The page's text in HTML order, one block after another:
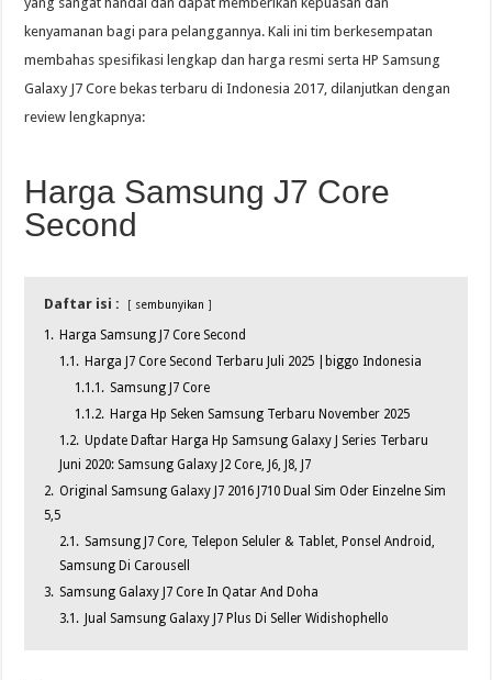
kenyamanan bagi para pelanggannya. Kali ini tim berkesempatan
membahas spesifikasi lengkap dan harga resmi serta HP Samsung
Galaxy J7 Core bekas terbaru di Indonesia 2017, dilanjutkan dengan
review lengkapnya:
Harga Samsung J7 Core
Second
Daftar isi : sembunyikan
1. Harga Samsung J7 Core Second
1.1. Harga J7 Core Second Terbaru Juli 2025 |biggo Indonesia
1.1.1. Samsung J7 Core
1.1.2. Harga Hp Seken Samsung Terbaru November 2025
1.2. Update Daftar Harga Hp Samsung Galaxy J Series Terbaru
Juni 2020: Samsung Galaxy J2 Core, J6, J8, J7
2. Original Samsung Galaxy J7 2016 J710 Dual Sim Oder Einzelne Sim
5,5
2.1. Samsung J7 Core, Telepon Seluler & Tablet, Ponsel Android,
Samsung Di Carousell
3. Samsung Galaxy J7 Core In Qatar And Doha
3.1. Jual Samsung Galaxy J7 Plus Di Seller Widishophello